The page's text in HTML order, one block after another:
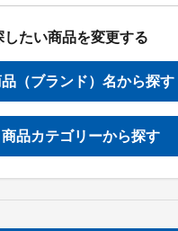
したい商品を変更する
（ブランド）名から探す
商品カテゴリーから探す